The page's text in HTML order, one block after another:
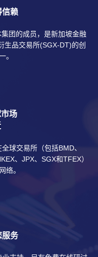
信赖
团的成员，是新加坡金融
生品交易所(SGX-DT)的创
。
场
球交易所（包括BMD、
、JPX、SGX和TFEX）
络。
服务